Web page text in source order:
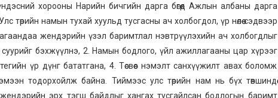
хорооны Нарийн бичгийн дарга бөгөөд Ажлын албаны дарга
намын тухай хуульд тусгасны ач холбогдол, үр нөлөө сэдвээр
жендэрийн үзэл баримтлал нэвтрүүлэхийн ач холбогдлыг
бэхжүүлнэ, 2. Намын бодлого, үйл ажиллагааны цар хүрээг
үр дүнг бататгана, 4. Төсвөөс нэмэлт санхүүжилт авах боломж
тодорхойлж байна. Тиймээс улс төрийн нам нь бүх төвшиндөө
эрх тэгш байдлыг хангах тусгайлсан бодлогын баримт